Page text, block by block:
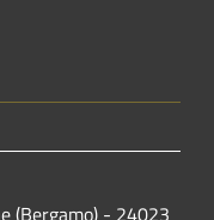
(Bergamo) - 24023